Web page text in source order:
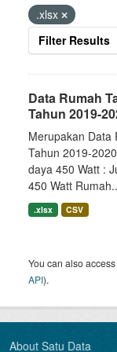
.xlsx
Filter Results
Data Rumah
Tahun 2019-
Merupakan Data
Tahun 2019-
daya 450 Watt :
450 Watt
.xlsx CSV
You can also
API).
About Satu Data